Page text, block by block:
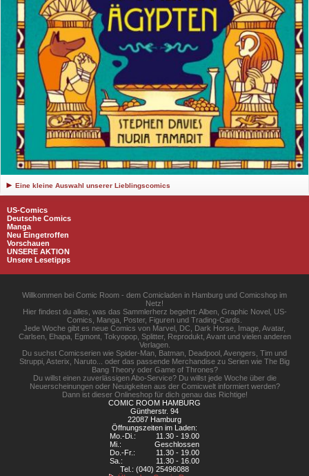
Eine kleine Auswahl unserer Lieblingscomics
US-Comics
Deutsche Comics
Manga
Neu Eingetroffen
Vorschauen
UNSERE AKTION
Unsere Lesetipps
Willkommen bei Comic Room - dem Comicladen in Hamburg und Comicshop im
Netz!
Hier findest du alles, was das Sammlerherz begehrt: Alben, Graphic Novel, US-
Comics, Manga, Poster, Figuren und Trading-Cards.
Jede Woche gibt es neue Comics von Marvel, DC, Dark Horse, Image, Avatar,
Carlsen, Ehapa, Egmont, Tokyopop, Splitter, Reprodukt, Avant und vielen anderen
Verlagen.
Du suchst Comicserien wie Spider-Man, Batman, Deadpool, Avengers, Tim und
Struppi, Asterix, Naruto... oder das passende Merchandise zu Serien wie The Big
Bang Theory oder Game of Thrones?
Du willst einen zuverlässigen Abo-Service? Du willst jede Woche über die
Neuerscheinungen oder Neuigkeiten aus der Comicwelt informiert werden?
Dann ist dieser Onlineshop für dich genau das Richtige!
COMIC ROOM HAMBURG
Güntherstr. 94
22087 Hamburg
Öffnungszeiten im Laden:
Mo.-Di.:
11.30 - 19.00
Mi.:
Geschlossen
Do.-Fr.:
11.30 - 19.00
Sa.:
11.30 - 16.00
Tel.: (040) 25496088